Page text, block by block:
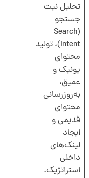
تحلیل نیت
جستجو
(Search
Intent)، تولید
محتوای
یونیک و
عمیق،
به‌روزرسانی
محتوای
قدیمی و
ایجاد
لینک‌های
داخلی
استراتژیک.